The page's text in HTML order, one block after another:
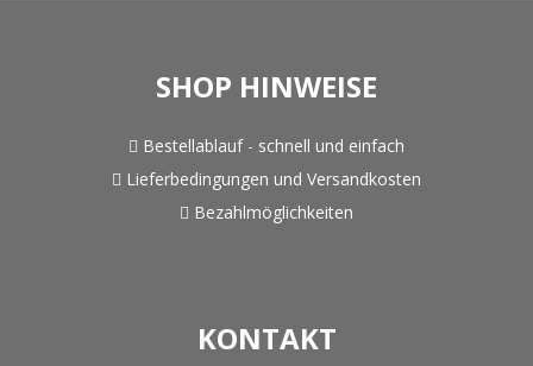
SHOP HINWEISE
Bestellablauf - schnell und einfach
Lieferbedingungen und Versandkosten
Bezahlmöglichkeiten
KONTAKT